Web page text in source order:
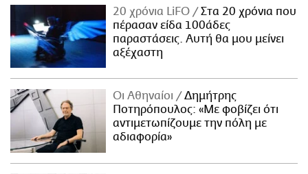
20 χρόνια LiFO
Στα 20 χρόνια που
πέρασαν είδα 100άδες
παραστάσεις. Αυτή θα μου μείνει
αξέχαστη
Οι Αθηναίοι
Δημήτρης
Ποτηρόπουλος: «Με φοβίζει ότι
αντιμετωπίζουμε την πόλη με
αδιαφορία»